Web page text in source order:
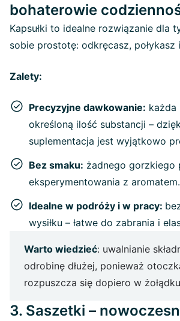
bohaterowie
Kapsułki to idealne rozwiązanie dla
sobie prostotę: odkręcasz, połykasz
Zalety:
Precyzyjne dawkowanie: każda
określoną ilość substancji –
suplementacja jest wyjątkowo
Bez smaku: żadnego gorzkiego
eksperymentowania z aromatem.
Idealne w podróży i w pracy:
wysiłku – łatwe do zabrania i
Warto wiedzieć: uwalnianie
odrobinę dłużej, ponieważ
rozpuszcza się dopiero w
3. Saszetki –